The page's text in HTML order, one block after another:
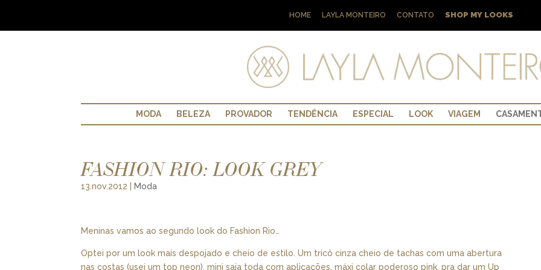
HOME LAYLA MONTEIRO CONTATO SHOP MY LOOKS
MODA BELEZA PROVADOR TENDÊNCIA ESPECIAL LOOK VIAGEM
FASHION RIO: LOOK GREY
13.nov.2012 Moda
Meninas vamos ao segundo look do Fashion Rio…
Optei por um look mais despojado e cheio de estilo. Um tricô cinza cheio de tachas com uma abertura
nas costas (usei um top neon), mini saia toda com aplicações, máxi colar poderoso pink, pra dar um Up